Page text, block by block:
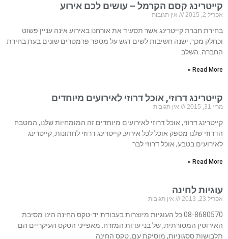
קייטרינג קסם הקרמל – עושים לכם אירוע
אפריל 2, 2015 אין תגובות
בחירת חברת קייטרינג אשר תסעיד את אורחנו באירוע אינה עניין פשוט
וכחלק מכך, ישנה חשיבות לשים דגש על מספר פרמטרים שונים בעת בחירת
החברה. השלב
Read More »
קייטרינג דרוזי, אוכל דרוזי לאירועים מיוחדים
מרץ 31, 2015 אין תגובות
קייטרינג דרוזי, אוכל דרוזי לאירועים מיוחדים זה המומחיות שלנו, המטבח
הדרוזי שלנו מספק אוכל לכל אירוע, קייטרינג דרוזי לחתונות, קייטרינג
לאירועים בטבע, אוכל דרוזי לבר
Read More »
עוגיות לחינה
אפריל 23, 2013 אין תגובות
08-8680570 כל העוגיות מיוצרות בעבודת יד-טקס החינה הינו מסיבת
האירוסין המסורתית, של בני עדות המזרח. מאפייני הטקס העיקריים הם
תלבושות ססגוניות, מוסיקת עם, טקס החינה